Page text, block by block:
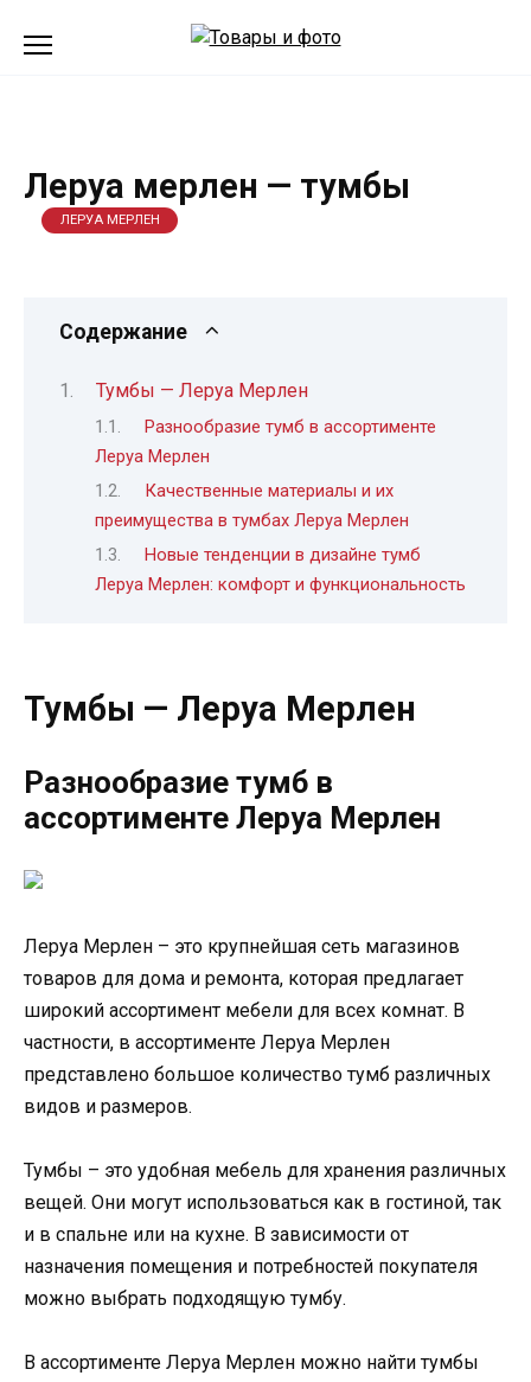
Леруа мерлен — тумбы
ЛЕРУА МЕРЛЕН
Содержание
Тумбы — Леруа Мерлен
Разнообразие тумб в ассортименте
Леруа Мерлен
Качественные материалы и их
преимущества в тумбах Леруа Мерлен
Новые тенденции в дизайне тумб
Леруа Мерлен: комфорт и функциональность
Тумбы — Леруа Мерлен
Разнообразие тумб в
ассортименте Леруа Мерлен
Леруа Мерлен – это крупнейшая сеть магазинов
товаров для дома и ремонта, которая предлагает
широкий ассортимент мебели для всех комнат. В
частности, в ассортименте Леруа Мерлен
представлено большое количество тумб различных
видов и размеров.
Тумбы – это удобная мебель для хранения различных
вещей. Они могут использоваться как в гостиной, так
и в спальне или на кухне. В зависимости от
назначения помещения и потребностей покупателя
можно выбрать подходящую тумбу.
В ассортименте Леруа Мерлен можно найти тумбы